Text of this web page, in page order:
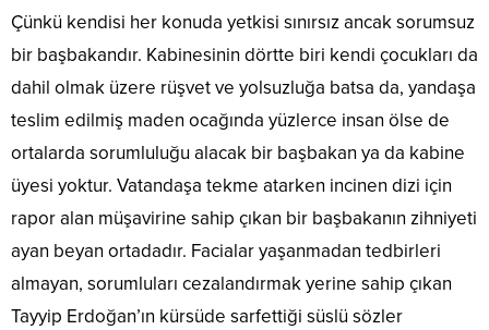
Çünkü kendisi her konuda yetkisi sınırsız ancak sorumsuz
bir başbakandır. Kabinesinin dörtte biri kendi çocukları da
dahil olmak üzere rüşvet ve yolsuzluğa batsa da, yandaşa
teslim edilmiş maden ocağında yüzlerce insan ölse de
ortalarda sorumluluğu alacak bir başbakan ya da kabine
üyesi yoktur. Vatandaşa tekme atarken incinen dizi için
rapor alan müşavirine sahip çıkan bir başbakanın zihniyeti
ayan beyan ortadadır. Facialar yaşanmadan tedbirleri
almayan, sorumluları cezalandırmak yerine sahip çıkan
Tayyip Erdoğan’ın kürsüde sarfettiği süslü sözler